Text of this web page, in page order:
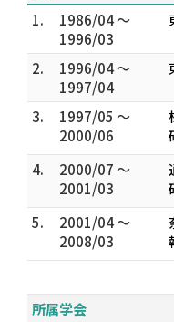
1.
1986/04 ～
1996/03
2.
1996/04 ～
1997/04
3.
1997/05 ～
2000/06
4.
2000/07 ～
2001/03
5.
2001/04 ～
2008/03
所属学会